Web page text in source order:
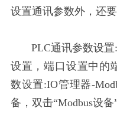
设置通讯参数外，还
PLC通讯参数设
设置，端口设置中的
数设置:IO管理器-
备，双击“Modbus设备